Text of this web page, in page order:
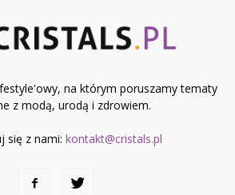
na którym poruszamy tematy
z modą, urodą i zdrowiem.
się z nami: kontakt@cristals.pl